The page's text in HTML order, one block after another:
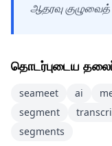
ஆதரவு
தொடர்புடைய
seameet ai
segment
segments